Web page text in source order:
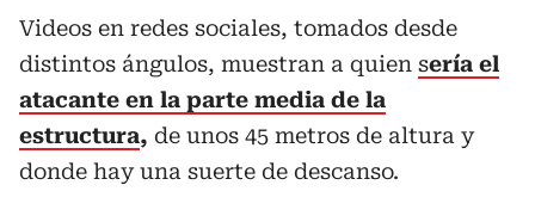
Videos en redes sociales, tomados desde
distintos ángulos, muestran a quien sería el
atacante en la parte media de la
estructura, de unos 45 metros de altura y
donde hay una suerte de descanso.